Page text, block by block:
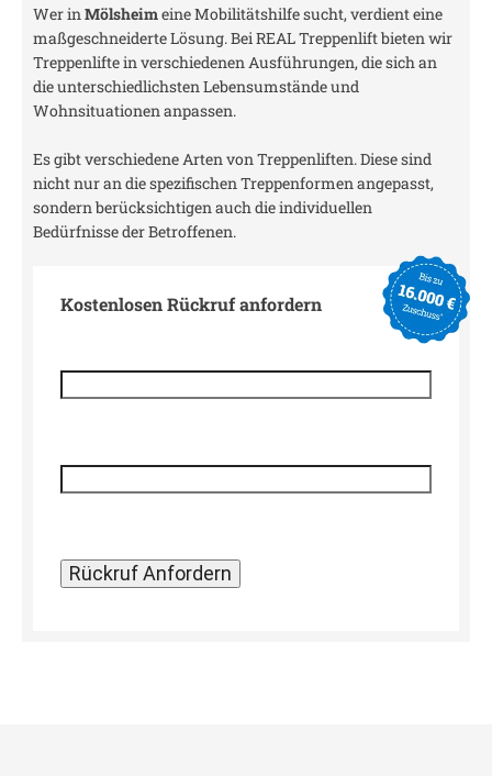
Wer inMölsheimeine Mobilitätshilfe sucht, verdient eine
maßgeschneiderte Lösung. Bei REAL Treppenlift bieten wir
Treppenlifte in verschiedenen Ausführungen, die sich an
die unterschiedlichsten Lebensumstände und
Wohnsituationen anpassen.
Es gibt verschiedene Arten von Treppenliften. Diese sind
nicht nur an die spezifischen Treppenformen angepasst,
sondern berücksichtigen auch die individuellen
Bedürfnisse der Betroffenen.
Kostenlosen Rückruf anfordern